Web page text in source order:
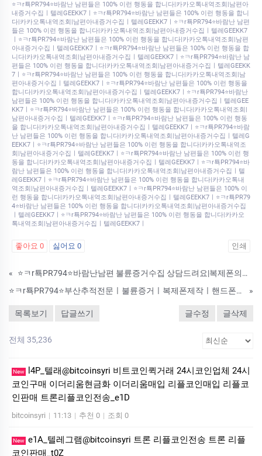
⭐ㅋr툑PR794⭐바람난 남편들은 100% 이런 행동을 합니다|카카오톡내역조회|남편아
내증거수집ㅣ텔레GEEKK7ㅣ⭐ㅋr툑PR794⭐바람난 남편들은 100% 이런 행동을 합니
다|카카오톡내역조회|남편아내증거수집ㅣ텔레GEEKK7ㅣ⭐ㅋr툑PR794⭐바람난 남편
들은 100% 이런 행동을 합니다|카카오톡내역조회|남편아내증거수집ㅣ텔레GEEKK7
ㅣ⭐ㅋr툑PR794⭐바람난 남편들은 100% 이런 행동을 합니다|카카오톡내역조회|남편
아내증거수집ㅣ텔레GEEKK7ㅣ⭐ㅋr툑PR794⭐바람난 남편들은 100% 이런 행동을 합
니다|카카오톡내역조회|남편아내증거수집ㅣ텔레GEEKK7ㅣ⭐ㅋr툑PR794⭐바람난 남
편들은 100% 이런 행동을 합니다|카카오톡내역조회|남편아내증거수집ㅣ텔레GEEKK
7ㅣ⭐ㅋr툑PR794⭐바람난 남편들은 100% 이런 행동을 합니다|카카오톡내역조회|남
편아내증거수집ㅣ텔레GEEKK7ㅣ⭐ㅋr툑PR794⭐바람난 남편들은 100% 이런 행동을
합니다|카카오톡내역조회|남편아내증거수집ㅣ텔레GEEKK7ㅣ⭐ㅋr툑PR794⭐바람난
남편들은 100% 이런 행동을 합니다|카카오톡내역조회|남편아내증거수집ㅣ텔레GEE
KK7ㅣ⭐ㅋr툑PR794⭐바람난 남편들은 100% 이런 행동을 합니다|카카오톡내역조회|
남편아내증거수집ㅣ텔레GEEKK7ㅣ⭐ㅋr툑PR794⭐바람난 남편들은 100% 이런 행동
을 합니다|카카오톡내역조회|남편아내증거수집ㅣ텔레GEEKK7ㅣ⭐ㅋr툑PR794⭐바람
난 남편들은 100% 이런 행동을 합니다|카카오톡내역조회|남편아내증거수집ㅣ텔레G
EEKK7ㅣ⭐ㅋr툑PR794⭐바람난 남편들은 100% 이런 행동을 합니다|카카오톡내역조
회|남편아내증거수집ㅣ텔레GEEKK7ㅣ⭐ㅋr툑PR794⭐바람난 남편들은 100% 이런 행
동을 합니다|카카오톡내역조회|남편아내증거수집ㅣ텔레GEEKK7ㅣ⭐ㅋr툑PR794⭐바
람난 남편들은 100% 이런 행동을 합니다|카카오톡내역조회|남편아내증거수집ㅣ텔
레GEEKK7ㅣ⭐ㅋr툑PR794⭐바람난 남편들은 100% 이런 행동을 합니다|카카오톡내
역조회|남편아내증거수집ㅣ텔레GEEKK7ㅣ⭐ㅋr툑PR794⭐바람난 남편들은 100% 이
런 행동을 합니다|카카오톡내역조회|남편아내증거수집ㅣ텔레GEEKK7ㅣ⭐ㅋr툑PR79
4⭐바람난 남편들은 100% 이런 행동을 합니다|카카오톡내역조회|남편아내증거수집
ㅣ텔레GEEKK7ㅣ⭐ㅋr툑PR794⭐바람난 남편들은 100% 이런 행동을 합니다|카카오
톡내역조회|남편아내증거수집ㅣ텔레GEEKK7ㅣ
좋아요 0 싫어요 0 인쇄
«
⭐ㅋr툑PR794⭐바람난남편 불륜증거수집 상담드려요|복제폰의뢰방법|ㅣ텔레GEEKK7ㅣ
⭐ㅋr툑PR794⭐부산추적전문ㅣ불륜증거ㅣ복제폰제작ㅣ핸드폰도청ㅣㅣ텔레GEEKK7ㅣ
»
목록보기 답글쓰기 글수정 글삭제
전체 35,236
New
l4P_텔래@bitcoinsyri 비트코인퀵거래 24시코인업체 24시
코인구매 이더리움현금화 이더리움매입 리플코인매입 리플코
인판매 트론리플코인전송_e1D
bitcoinsyri | 11:13 | 추천 0 | 조회 0
New e1A_텔레그램@bitcoinsyri 트론 리플코인전송 트론 리플
코인판매_t0Z